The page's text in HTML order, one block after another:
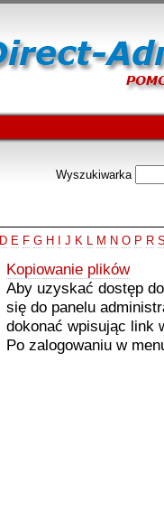
Wyszukiwarka
D E F G H J K M N O P R
Kopiowanie plików
Aby uzyskać dostęp
się do panelu
dokonać wpisując link
Po zalogowaniu w